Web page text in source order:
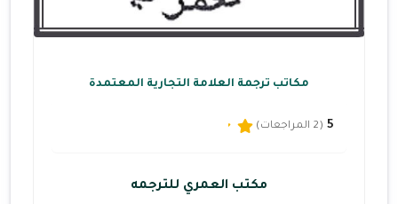
مكاتب ترجمة العلامة التجارية المعتمدة
5 (2 المراجعات)
مكتب العمري للترجمه